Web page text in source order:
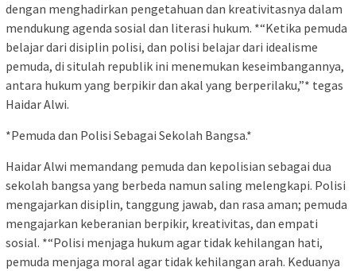
dengan menghadirkan pengetahuan dan kreativitasnya dalam
mendukung agenda sosial dan literasi hukum. *“Ketika pemuda
belajar dari disiplin polisi, dan polisi belajar dari idealisme
pemuda, di situlah republik ini menemukan keseimbangannya,
antara hukum yang berpikir dan akal yang berperilaku,”* tegas
Haidar Alwi.
*Pemuda dan Polisi Sebagai Sekolah Bangsa.*
Haidar Alwi memandang pemuda dan kepolisian sebagai dua
sekolah bangsa yang berbeda namun saling melengkapi. Polisi
mengajarkan disiplin, tanggung jawab, dan rasa aman; pemuda
mengajarkan keberanian berpikir, kreativitas, dan empati
sosial. *“Polisi menjaga hukum agar tidak kehilangan hati,
pemuda menjaga moral agar tidak kehilangan arah. Keduanya